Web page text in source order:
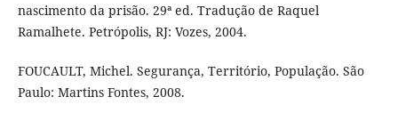
nascimento da prisão. 29ª ed. Tradução de Raquel
Ramalhete. Petrópolis, RJ: Vozes, 2004.
FOUCAULT, Michel. Segurança, Território, População. São
Paulo: Martins Fontes, 2008.